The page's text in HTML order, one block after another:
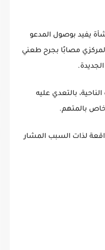
يفيد بوصول المدعو
المركزي مصابًا بجرح طعني
عاما،عامل ومقيم بذات الناحية، بالتعدي عليه
بالمتهم.
لذات السبب المشار